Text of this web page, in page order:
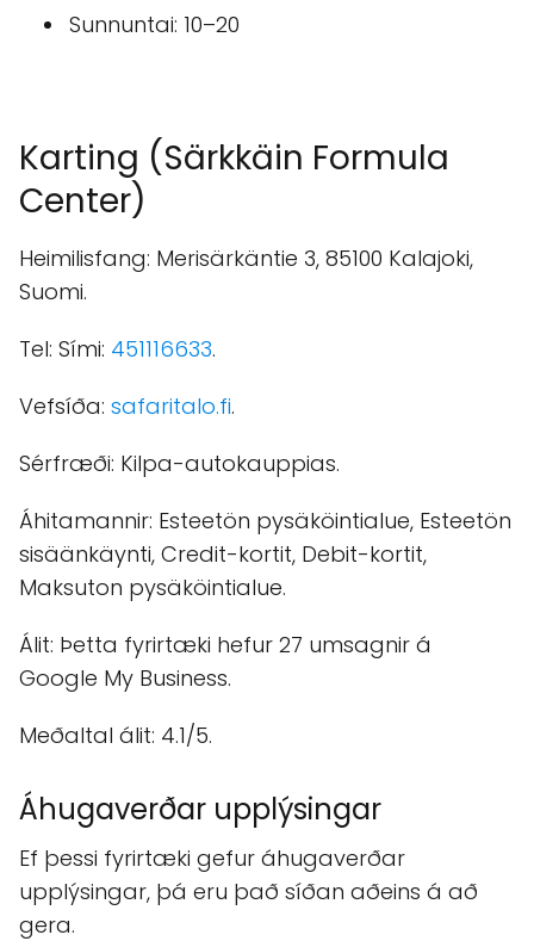
Sunnuntai: 10–20
Karting (Särkkäin Formula
Center)
Heimilisfang: Merisärkäntie 3, 85100 Kalajoki,
Suomi.
Tel: Sími: 451116633.
Vefsíða: safaritalo.fi.
Sérfræði: Kilpa-autokauppias.
Áhitamannir: Esteetön pysäköintialue, Esteetön
sisäänkäynti, Credit-kortit, Debit-kortit,
Maksuton pysäköintialue.
Álit: Þetta fyrirtæki hefur 27 umsagnir á
Google My Business.
Meðaltal álit: 4.1/5.
Áhugaverðar upplýsingar
Ef þessi fyrirtæki gefur áhugaverðar
upplýsingar, þá eru það síðan aðeins á að
gera.